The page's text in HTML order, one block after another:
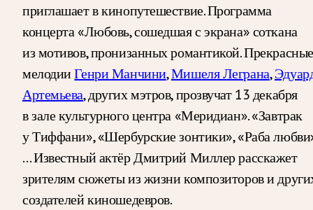
приглашает в кинопутешествие. Программа
концерта «Любовь, сошедшая с экрана» соткана
из мотивов, пронизанных романтикой. Прекрасные
мелодииГенри Манчини,Мишеля Леграна,
Артемьева, других мэтров, прозвучат 13 декабря
в зале культурного центра «Меридиан». «Завтрак
у Тиффани», «Шербурские зонтики», «Раба
… Известный актёр Дмитрий Миллер расскажет
зрителям сюжеты из жизни композиторов и
создателей киношедевров.